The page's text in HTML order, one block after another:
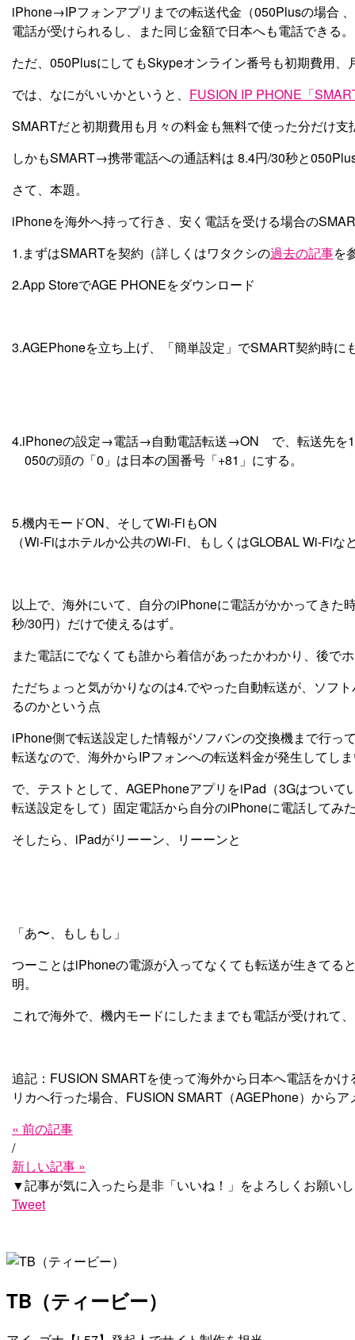
iPhone→IPフォンアプリまでの転送代金（050Plusの場合
電話が受けられるし、また同じ金額で日本へも電話できる
ただ、050PlusにしてもSkypeオンライン番号も初期費用、
では、なにがいいかというと、 FUSION IP PHONE「
SMARTだと初期費用も月々の料金も無料で使った分だけ支
しかもSMART→携帯電話への通話料は 8.4円/30秒と
さて、本題。
iPhoneを海外へ持って行き、安く電話を受ける場合の
1.まずはSMARTを契約（詳しくはワタクシの過去の記事を
2.App StoreでAGE PHONEをダウンロード
3.AGEPhoneを立ち上げ、「簡単設定」でSMART契約時
4.iPhoneの設定→電話→自動電話転送→ON で、転送先を1
050の頭の「0」は日本の国番号「+81」にする。
5.機内モードON、そしてWi-FiもON
（Wi-Fiはホテルか公共のWi-Fi、もしくはGLOBAL Wi-Fi
以上で、海外にいて、自分のiPhoneに電話がかかってき
秒/30円）だけで使えるはず。
また電話にでなくても誰から着信があったかわかり、後で
ただちょっと気がかりなのは4.でやった自動転送が、ソフ
るのかという点
iPhone側で転送設定した情報がソフバンの交換機まで行
転送なので、海外からIPフォンへの転送料金が発生してし
で、テストとして、AGEPhoneアプリをiPad（3Gはつい
転送設定をして）固定電話から自分のiPhoneに電話してみ
そしたら、iPadがリーーン、リーーンと
「あ〜、もしもし」
つーことはiPhoneの電源が入ってなくても転送が生きてる
明。
これで海外で、機内モードにしたままでも電話が受けれて
追記：FUSION SMARTを使って海外から日本へ電話をか
リカへ行った場合、FUSION SMART（AGEPhone）から
« 前の記事
/
新しい記事 »
▼記事が気に入ったら是非「いいね！」をよろしくお願い
Tweet
TB（ティービー）